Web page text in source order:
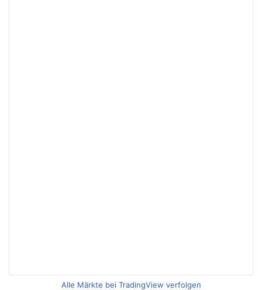
Alle Märkte bei TradingView verfolgen